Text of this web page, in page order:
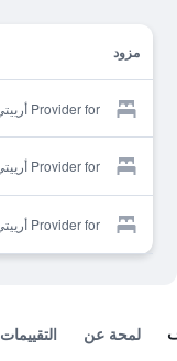
مزود
Provider for أرييتي موتل
Provider for أرييتي موتل
Provider for أرييتي موتل
لمحة عن التقييمات